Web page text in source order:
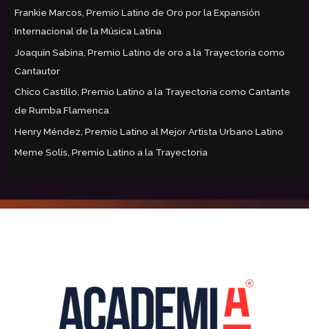
Frankie Marcos, Premio Latino de Oro por la Expansión
Internacional de la Música Latina
Joaquín Sabina, Premio Latino de oro a la Trayectoria como
Cantautor
Chico Castillo, Premio Latino a la Trayectoria como Cantante
de Rumba Flamenca
Henry Méndez, Premio Latino al Mejor Artista Urbano Latino
Meme Solís, Premio Latino a la Trayectoria